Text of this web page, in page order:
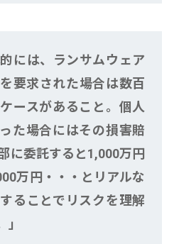
には、ランサムウェア
要求された場合は数百
ースがあること。個人
た場合にはその損害賠
に委託すると1,000万円
万円・・・とリアルな
ることでリスクを理解